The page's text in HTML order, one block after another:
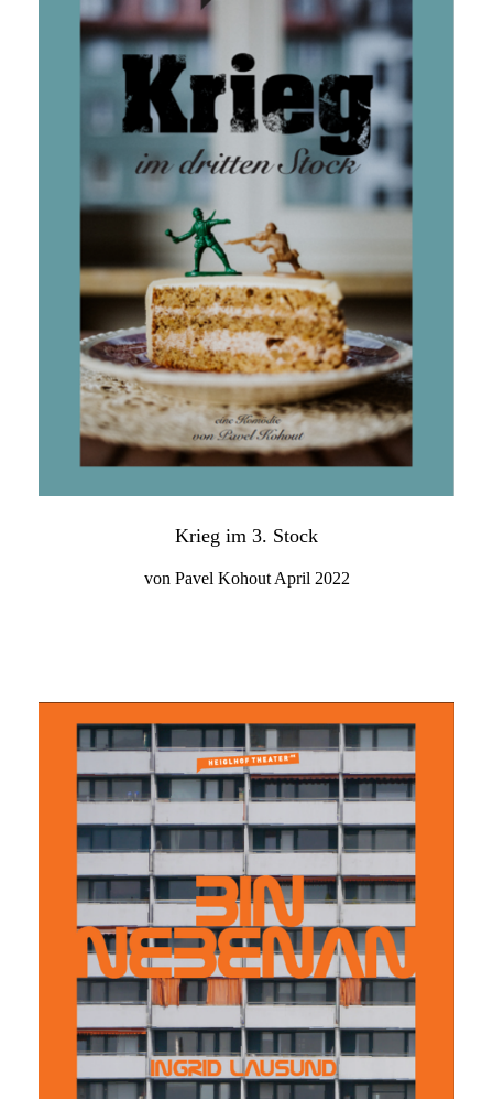
Krieg im 3. Stock
von Pavel Kohout April 2022